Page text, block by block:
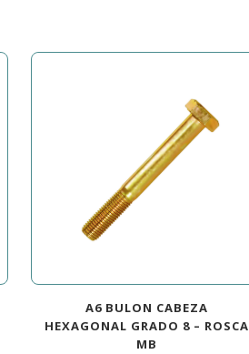
A6 BULON CABEZA
HEXAGONAL GRADO 8 – ROSCA
MB